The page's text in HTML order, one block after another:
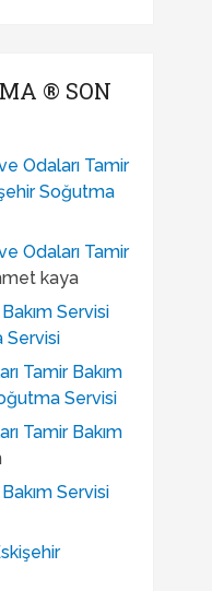
® SON
Odaları Tamir
Soğutma
Odaları Tamir
kaya
Servisi
Servisi
Tamir Bakım
Servisi
Tamir Bakım
Servisi